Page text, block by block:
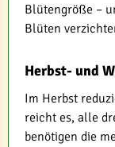
Blütengröße –
Blüten
Herbst- und
Im Herbst
reicht es, alle
benötigen die